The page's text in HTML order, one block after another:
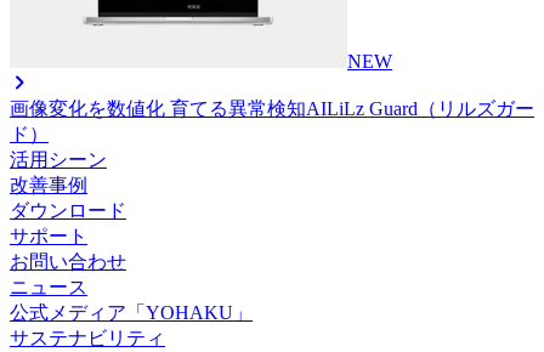
NEW
画像変化を数値化 育てる異常検知AILiLz Guard（リルズガー
ド）
活用シーン
改善事例
ダウンロード
サポート
お問い合わせ
ニュース
公式メディア「YOHAKU」
サステナビリティ